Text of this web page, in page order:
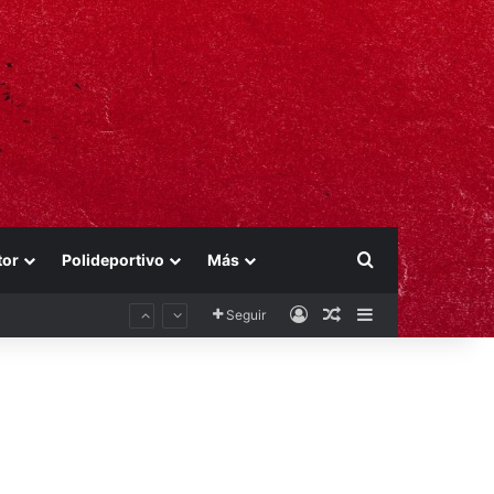
Polideportivo Más Buscar por
Seguir AccesoPublicación al
Barra lateral